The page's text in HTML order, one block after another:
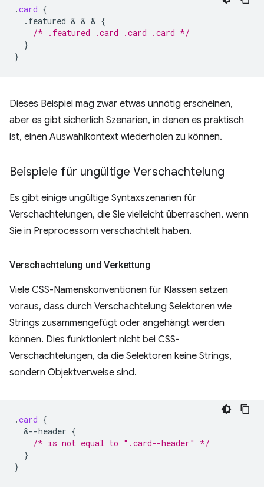
.card {
.featured & & & {
/* .featured .card .card .card */
}
}
Dieses Beispiel mag zwar etwas unnötig erscheinen,
aber es gibt sicherlich Szenarien, in denen es praktisch
ist, einen Auswahlkontext wiederholen zu können.
Beispiele für ungültige Verschachtelung
Es gibt einige ungültige Syntaxszenarien für
Verschachtelungen, die Sie vielleicht überraschen, wenn
Sie in Preprocessorn verschachtelt haben.
Verschachtelung und Verkettung
Viele CSS-Namenskonventionen für Klassen setzen
voraus, dass durch Verschachtelung Selektoren wie
Strings zusammengefügt oder angehängt werden
können. Dies funktioniert nicht bei CSS-
Verschachtelungen, da die Selektoren keine Strings,
sondern Objektverweise sind.
.card {
&--header {
/* is not equal to ".card--header" */
}
}